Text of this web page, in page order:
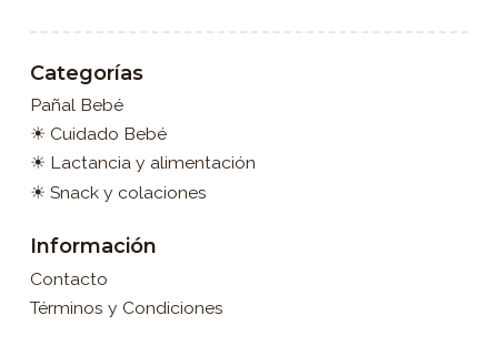
Categorías
Pañal Bebé
☀ Cuidado Bebé
☀ Lactancia y alimentación
☀ Snack y colaciones
Información
Contacto
Términos y Condiciones